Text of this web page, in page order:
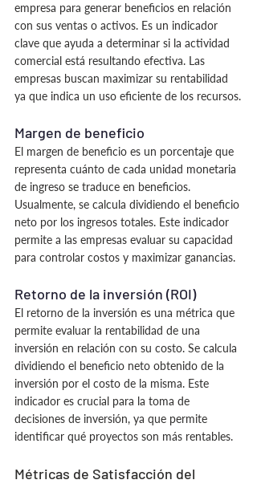
empresa para generar beneficios en relación
con sus ventas o activos. Es un indicador
clave que ayuda a determinar si la actividad
comercial está resultando efectiva. Las
empresas buscan maximizar su rentabilidad
ya que indica un uso eficiente de los recursos.
Margen de beneficio
El margen de beneficio es un porcentaje que
representa cuánto de cada unidad monetaria
de ingreso se traduce en beneficios.
Usualmente, se calcula dividiendo el beneficio
neto por los ingresos totales. Este indicador
permite a las empresas evaluar su capacidad
para controlar costos y maximizar ganancias.
Retorno de la inversión (ROI)
El retorno de la inversión es una métrica que
permite evaluar la rentabilidad de una
inversión en relación con su costo. Se calcula
dividiendo el beneficio neto obtenido de la
inversión por el costo de la misma. Este
indicador es crucial para la toma de
decisiones de inversión, ya que permite
identificar qué proyectos son más rentables.
Métricas de Satisfacción del